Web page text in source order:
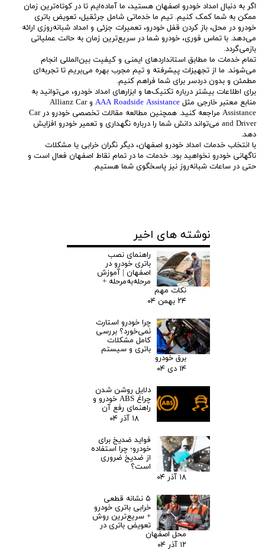
اگر به دنبال امداد خودرو اصفهان هستید، ما آماده‌ایم تا در کوتاه‌ترین زمان
ممکن به شما کمک کنیم. تیم ما خدماتی شامل جرثقیل، تعویض باتری
خودرو در محل، باز کردن قفل خودرو، تعمیرات جزئی و امداد شبانه‌روزی ارائه
می‌دهد. با تماس فوری، خودرو شما در سریع‌ترین زمان به حالت عملیاتی
بازمی‌گردد.
تمام خدمات ما مطابق استانداردهای ایمنی و کیفیت بین‌المللی انجام
می‌شوند. ما از تجهیزات پیشرفته و تیم مجرب بهره می‌بریم تا تجربه‌ای
مطمئن و بدون دردسر برای شما فراهم کنیم.
برای اطلاعات بیشتر درباره تکنیک‌ها و ابزارهای امداد خودرو، می‌توانید به
منابع معتبر خارجی مثل AAA Roadside Assistance
و Allianz Car
Assistance مراجعه کنید. همچنین مطالعه مقالات تخصصی خودرو در Car
and Driver می‌تواند دانش شما را درباره نگهداری و تعمیر خودرو افزایش
دهد.
با انتخاب خدمات امداد خودرو اصفهان، دیگر نگران خرابی یا مشکلات
ناگهانی خودرو نخواهید بود. خدمات ما در تمام نقاط اصفهان فعال است و
حتی در ساعات شبانه‌روز نیز پاسخگوی شما هستیم.
نوشته های اخیر
راهنمای نصب
باتری خودرو در
اصفهان | آموزش
مرحله‌به‌مرحله +
نکات مهم
۲۴ بهمن ۰۴
چرا خودرو استارت
نمی‌خورد؟ بررسی
کامل مشکلات
باتری و سیستم
برق خودرو
۱۴ دی ۰۴
دلایل روشن شدن
چراغ ABS خودرو و
راهنمای رفع آن
۱۸ آذر ۰۴
فواید ضدیخ برای
خودرو؛ چرا استفاده
از ضدیخ ضروری
است؟
۱۸ آذر ۰۴
۵ نشانه قطعی
خرابی باتری خودرو
+ سریع‌ترین روش
تعویض باتری در
محل اصفهان
۱۲ آذر ۰۴